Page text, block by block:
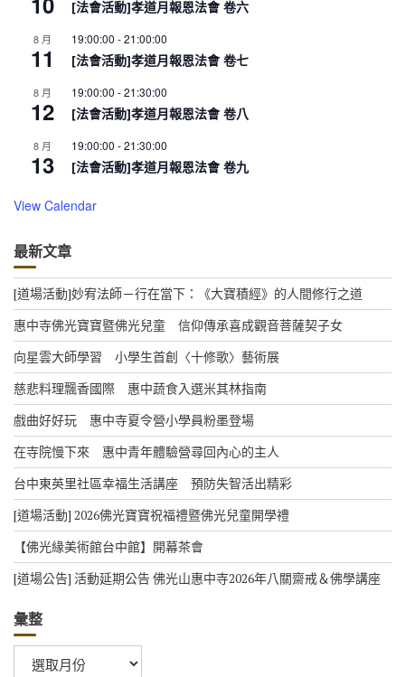
[法會活動]孝道月報恩法會 卷六
8 月
11
19:00:00 -21:00:00
[法會活動]孝道月報恩法會 卷七
8 月
12
19:00:00 -21:30:00
[法會活動]孝道月報恩法會 卷八
8 月
13
19:00:00 -21:30:00
[法會活動]孝道月報恩法會 卷九
View Calendar
最新文章
[道場活動]妙宥法師－行在當下：《大寶積經》的人間修行之道
惠中寺佛光寶寶暨佛光兒童 信仰傳承喜成觀音菩薩契子女
向星雲大師學習 小學生首創〈十修歌〉藝術展
慈悲料理飄香國際 惠中蔬食入選米其林指南
戲曲好好玩 惠中寺夏令營小學員粉墨登場
在寺院慢下來 惠中青年體驗營尋回內心的主人
台中東英里社區幸福生活講座 預防失智活出精彩
[道場活動] 2026佛光寶寶祝福禮暨佛光兒童開學禮
【佛光緣美術館台中館】開幕茶會
[道場公告] 活動延期公告 佛光山惠中寺2026年八關齋戒＆佛學講座
彙整